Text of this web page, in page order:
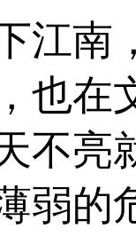
江南
也在
不亮
弱的